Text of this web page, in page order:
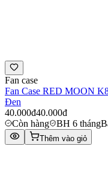
Fan case
Fan Case RED MOON
Đen
40.000đ40.000đ
Còn hàng
BH 6 tháng
Thêm vào giỏ